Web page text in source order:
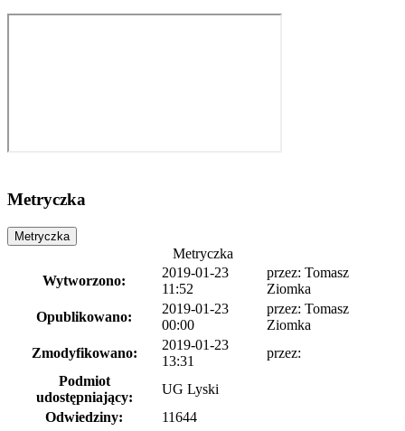
Metryczka
Metryczka
Metryczka
Wytworzono:
2019-01-23
11:52
przez: Tomasz
Ziomka
Opublikowano:
2019-01-23
00:00
przez: Tomasz
Ziomka
Zmodyfikowano:
2019-01-23
13:31
przez:
Podmiot
udostępniający:
UG Lyski
Odwiedziny:
11644